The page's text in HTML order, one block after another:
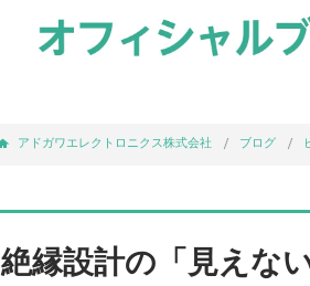
アドガワエレクトロニクス株式会社 ブログ
絶縁設計の「見えな